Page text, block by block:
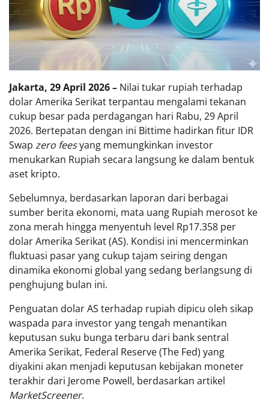
Jakarta, 29 April 2026 – Nilai tukar rupiah terhadap
dolar Amerika Serikat terpantau mengalami tekanan
cukup besar pada perdagangan hari Rabu, 29 April
2026. Bertepatan dengan ini Bittime hadirkan fitur IDR
Swap zero feesyang memungkinkan investor
menukarkan Rupiah secara langsung ke dalam bentuk
aset kripto.
Sebelumnya, berdasarkan laporan dari berbagai
sumber berita ekonomi, mata uang Rupiah merosot ke
zona merah hingga menyentuh level Rp17.358 per
dolar Amerika Serikat (AS). Kondisi ini mencerminkan
fluktuasi pasar yang cukup tajam seiring dengan
dinamika ekonomi global yang sedang berlangsung di
penghujung bulan ini.
Penguatan dolar AS terhadap rupiah dipicu oleh sikap
waspada para investor yang tengah menantikan
keputusan suku bunga terbaru dari bank sentral
Amerika Serikat, Federal Reserve (The Fed) yang
diyakini akan menjadi keputusan kebijakan moneter
terakhir dari Jerome Powell, berdasarkan artikel
MarketScreener.